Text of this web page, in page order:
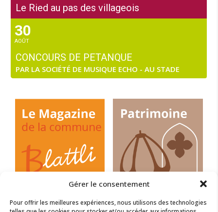
Gérer le consentement
Pour offrir les meilleures expériences, nous utilisons des technologies
Le Ried au pas des villageois
30
AOÛT
CONCOURS DE PETANQUE
PAR LA SOCIÉTÉ DE MUSIQUE ECHO - AU STADE